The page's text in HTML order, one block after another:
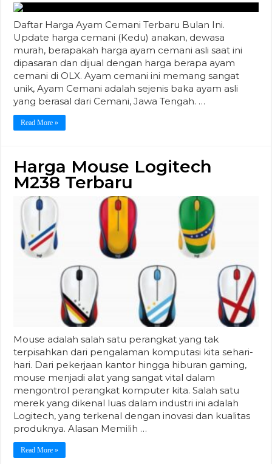
Daftar Harga Ayam Cemani Terbaru Bulan Ini.
Update harga cemani (Kedu) anakan, dewasa
murah, berapakah harga ayam cemani asli saat ini
dipasaran dan dijual dengan harga berapa ayam
cemani di OLX. Ayam cemani ini memang sangat
unik, Ayam Cemani adalah sejenis baka ayam asli
yang berasal dari Cemani, Jawa Tengah. …
Read More »
Harga Mouse Logitech
M238 Terbaru
Mouse adalah salah satu perangkat yang tak
terpisahkan dari pengalaman komputasi kita sehari-
hari. Dari pekerjaan kantor hingga hiburan gaming,
mouse menjadi alat yang sangat vital dalam
mengontrol perangkat komputer kita. Salah satu
merek yang dikenal luas dalam industri ini adalah
Logitech, yang terkenal dengan inovasi dan kualitas
produknya. Alasan Memilih …
Read More »